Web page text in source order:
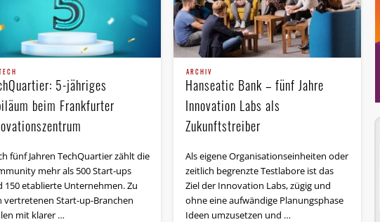
5-jähriges
beim Frankfurter
fünf Jahren TechQuartier zählt die
mehr als 500 Start-ups
150 etablierte Unternehmen. Zu
vertretenen Start-up-Branchen
mit klarer …
ARCHIV
Hanseatic Bank – fünf Jahre
Innovation Labs als
Zukunftstreiber
Als eigene Organisationseinheiten oder
zeitlich begrenzte Testlabore ist das
Ziel der Innovation Labs, zügig und
ohne eine aufwändige Planungsphase
Ideen umzusetzen und …